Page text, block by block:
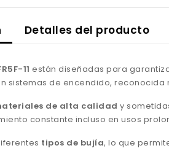
Detalles del producto
11 están diseñadas para
sistemas de encendido,
de alta calidad y
constante incluso en usos
tipos de bujía, lo que